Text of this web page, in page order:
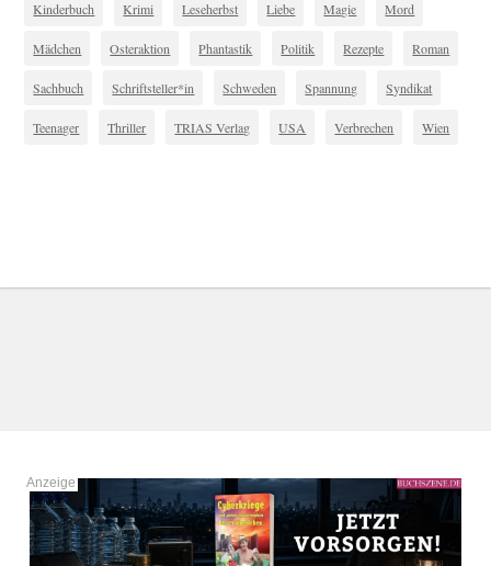
Kinderbuch Krimi Leseherbst Liebe Magie Mord
Mädchen Osteraktion Phantastik Politik Rezepte Roman
Sachbuch Schriftsteller*in Schweden Spannung Syndikat
Teenager Thriller TRIAS Verlag USA Verbrechen Wien